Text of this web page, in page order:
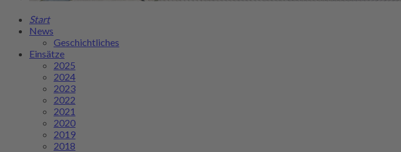
Start
News
Geschichtliches
Einsätze
2025
2024
2023
2022
2021
2020
2019
2018